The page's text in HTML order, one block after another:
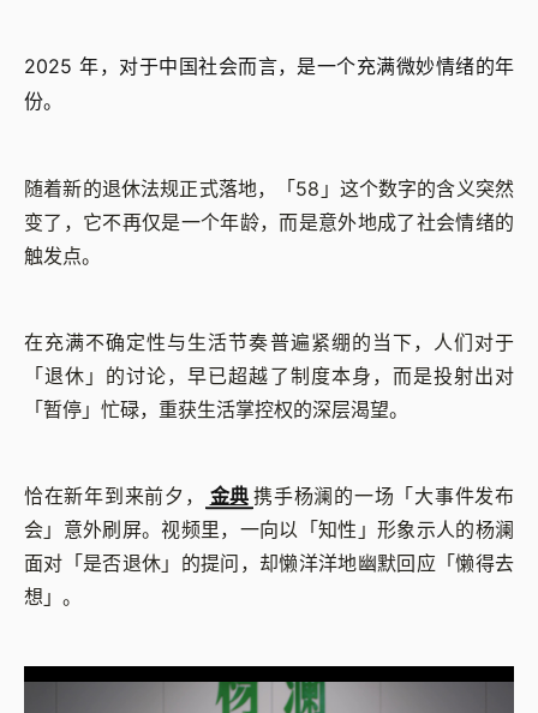
2025 年，对于中国社会而言，是一个充满微妙情绪的年
份。
随着新的退休法规正式落地，「58」这个数字的含义突然
变了，它不再仅是一个年龄，而是意外地成了社会情绪的
触发点。
在充满不确定性与生活节奏普遍紧绷的当下，人们对于
「退休」的讨论，早已超越了制度本身，而是投射出对
「暂停」忙碌，重获生活掌控权的深层渴望。
恰在新年到来前夕， 金典 携手杨澜的一场「大事件发布
会」意外刷屏。视频里，一向以「知性」形象示人的杨澜
面对「是否退休」的提问，却懒洋洋地幽默回应「懒得去
想」。